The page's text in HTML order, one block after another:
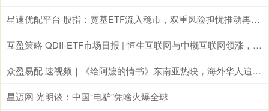
星速优配平台 股指：宽基ETF流入稳市，双重风险担忧推动再平衡
互盈策略 QDII-ETF市场日报 | 恒生互联网与中概互联网领涨，德国与日经ETF重挫
众盈易配 速视频｜《给阿嬷的情书》东南亚热映，海外华人追寻乡土情怀
星迈网 光明谈：中国“电驴”凭啥火爆全球